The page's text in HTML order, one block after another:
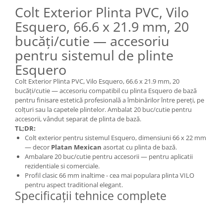
Colt Exterior Plinta PVC, Vilo
Esquero, 66.6 x 21.9 mm, 20
bucăți/cutie — accesoriu
pentru sistemul de plinte
Esquero
Colt Exterior Plinta PVC, Vilo Esquero, 66.6 x 21.9 mm, 20
bucăți/cutie — accesoriu compatibil cu plinta Esquero de bază
pentru finisare estetică profesională a îmbinărilor între pereți, pe
colțuri sau la capetele plintelor. Ambalat 20 buc/cutie pentru
accesorii, vândut separat de plinta de bază.
TL;DR:
Colt exterior pentru sistemul Esquero, dimensiuni 66 x 22 mm
— decor Platan Mexican asortat cu plinta de bază.
Ambalare 20 buc/cutie pentru accesorii — pentru aplicatii
rezidentiale si comerciale.
Profil clasic 66 mm inaltime - cea mai populara plinta VILO
pentru aspect traditional elegant.
Specificații tehnice complete